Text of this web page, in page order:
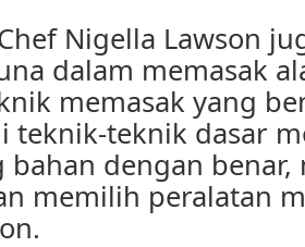
Nigella Lawson
dalam memasak
memasak yang
teknik-teknik dasar
bahan dengan
memilih peralatan